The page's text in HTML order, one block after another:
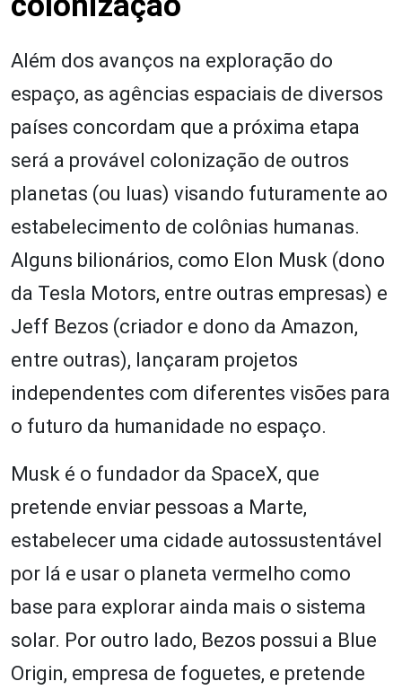
Além dos avanços na exploração do
espaço, as agências espaciais de diversos
países concordam que a próxima etapa
será a provável colonização de outros
planetas (ou luas) visando futuramente ao
estabelecimento de colônias humanas.
Alguns bilionários, como Elon Musk (dono
da Tesla Motors, entre outras empresas) e
Jeff Bezos (criador e dono da Amazon,
entre outras), lançaram projetos
independentes com diferentes visões para
o futuro da humanidade no espaço.
Musk é o fundador da SpaceX, que
pretende enviar pessoas a Marte,
estabelecer uma cidade autossustentável
por lá e usar o planeta vermelho como
base para explorar ainda mais o sistema
solar. Por outro lado, Bezos possui a Blue
Origin, empresa de foguetes, e pretende